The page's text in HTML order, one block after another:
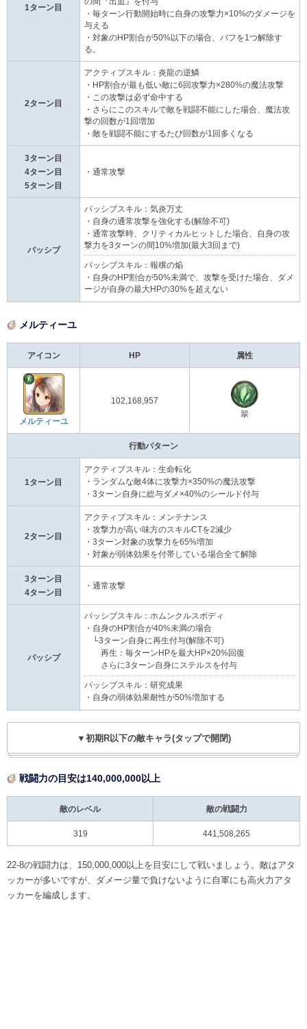
1ターン目
・毎ターン行動開始時に自身の攻撃力×10%のダメージを
与える
・対象のHP割合が50%以下の場合、バフを1つ解除す
る。
2ターン目
アクティブスキル：炎龍の逆鱗
・HP割合が最も低い敵に6回攻撃力×280%の魔法攻撃
・この攻撃は必ず命中する
・さらにこのスキルで敵を戦闘不能にした場合、魔法攻
撃の回数が1回増加
・敵を戦闘不能にするたび回数が1回多くなる
3ターン目
4ターン目
5ターン目
・通常攻撃
パッシブ
パッシブスキル：気炎万丈
・自身の通常攻撃を強化する(解除不可)
・通常攻撃時、クリティカルヒットした場合、自身の攻
撃力を3ターンの間10%増加(最大3回まで)
パッシブスキル：報穣の焔
・自身のHP割合が50%未満で、攻撃を受けた場合、ダメ
ージが自身の最大HPの30%を超えない
メルティーユ
アイコン HP 属性
メルティーユ
102,168,957
翠
行動パターン
1ターン目
アクティブスキル：生命転化
・ランダムな敵4体に攻撃力×350%の魔法攻撃
・3ターン自身に総与ダメ×40%のシールド付与
2ターン目
アクティブスキル：メンテナンス
・攻撃力が高い味方のスキルCTを2減少
・3ターン対象の攻撃力を65%増加
・対象が弱体効果を付帯している場合全て解除
3ターン目
4ターン目
・通常攻撃
パッシブ
パッシブスキル：ホムンクルスボディ
・自身のHP割合が40%未満の場合
└3ターン自身に再生付与(解除不可)
再生：毎ターンHPを最大HP×20%回復
さらに3ターン自身にステルスを付与
パッシブスキル：研究成果
・自身の弱体効果耐性が50%増加する
▼初期R以下の敵キャラ(タップで開閉)
戦闘力の目安は140,000,000以上
敵のレベル 敵の戦闘力
319 441,508,265
22-8の戦闘力は、150,000,000以上を目安にして戦いましょう。敵はアタ
ッカーが多いですが、ダメージ量で負けないように自軍にも高火力アタ
ッカーを編成します。